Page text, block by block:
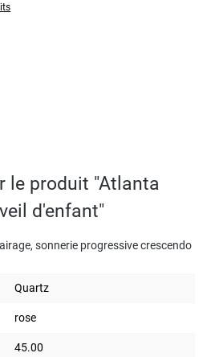
le produit "Atlanta
d'enfant"
sonnerie progressive crescendo
Quartz
rose
45.00